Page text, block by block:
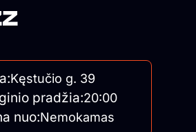
Kęstučio g. 39
pradžia:20:00
nuo:Nemokamas